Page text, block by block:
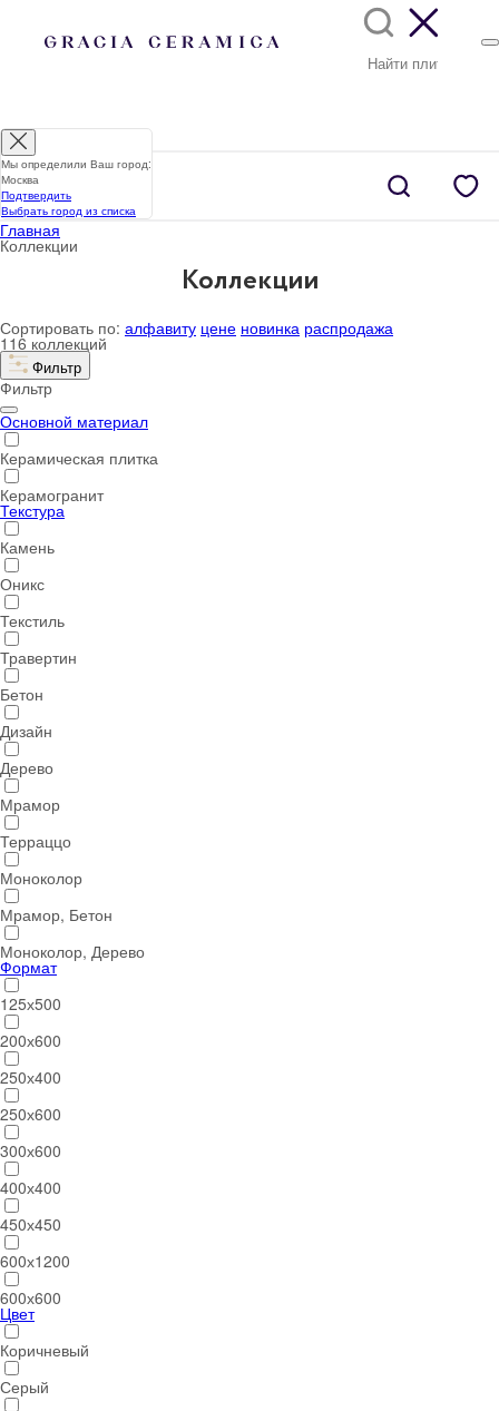
Главная
Коллекции
Коллекции
Сортировать по: алфавиту цене новинка распродажа
116 коллекций
Фильтр
Фильтр
Основной материал
Керамическая плитка
Керамогранит
Текстура
Камень
Оникс
Текстиль
Травертин
Бетон
Дизайн
Дерево
Мрамор
Терраццо
Моноколор
Мрамор, Бетон
Моноколор, Дерево
Формат
125х500
200х600
250х400
250х600
300х600
400х400
450х450
600х1200
600х600
Цвет
Коричневый
Серый
Мы определили Ваш город:
Москва
Подтвердить
Выбрать город из списка